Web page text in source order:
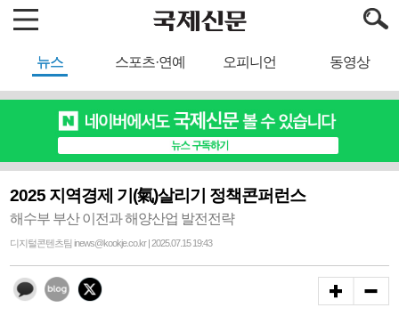
뉴스 스포츠·연예 오피니언 동영상
2025 지역경제 기(氣)살리기 정책콘퍼런스
해수부 부산 이전과 해양산업 발전전략
디지털콘텐츠팀 inews@kookje.co.kr | 2025.07.15 19:43